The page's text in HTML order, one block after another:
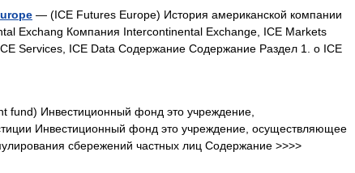
— (IСE Futures Europe) История американской компании
Exchang Компания Intercontinental Exchange, ICE Markets
Services, ICE Data Содержание Содержание Раздел 1. о ICE
fund) Инвестиционный фонд это учреждение,
Инвестиционный фонд это учреждение, осуществляющее
сбережений частных лиц Содержание >>>>